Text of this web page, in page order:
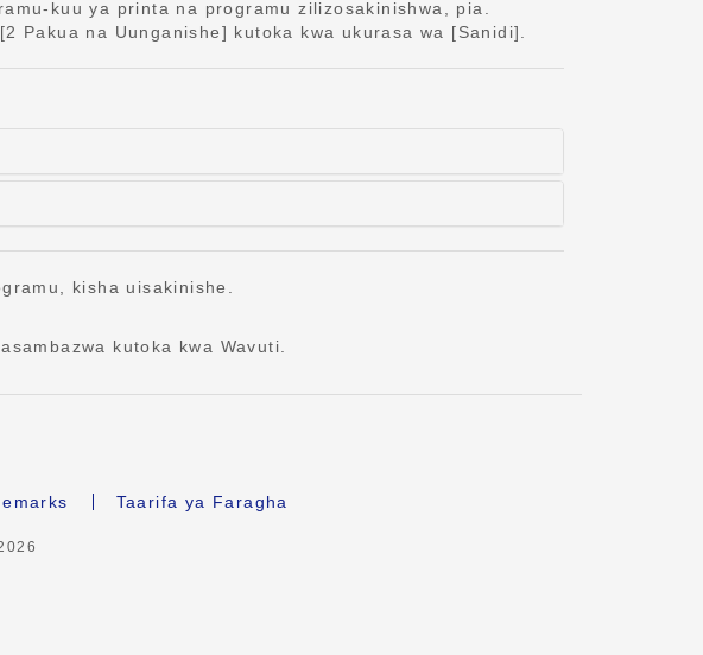
kuu ya printa na programu zilizosakinishwa, pia.
Pakua na Uunganishe] kutoka kwa ukurasa wa [Sanidi].
kisha uisakinishe.
kutoka kwa Wavuti.
Taarifa ya Faragha